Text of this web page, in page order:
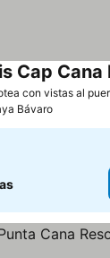
con vistas al
Bávaro